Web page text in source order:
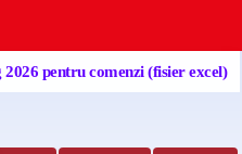
pentru comenzi (fisier excel)